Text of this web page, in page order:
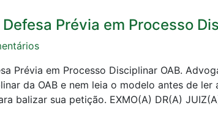
Prévia em Processo
Prévia em Processo Disciplinar OAB.
da OAB e nem leia o modelo antes de
balizar sua petição. EXMO(A) DR(A)